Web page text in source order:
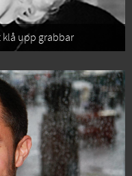
klå upp grabbar